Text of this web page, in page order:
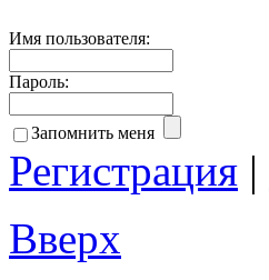
Имя пользователя:
Пароль:
Запомнить меня
Регистрация |
Вверх